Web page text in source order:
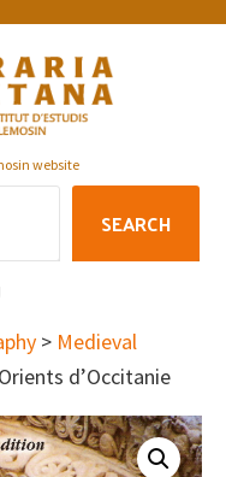
website
SEARCH
> Medieval
d’Occitanie